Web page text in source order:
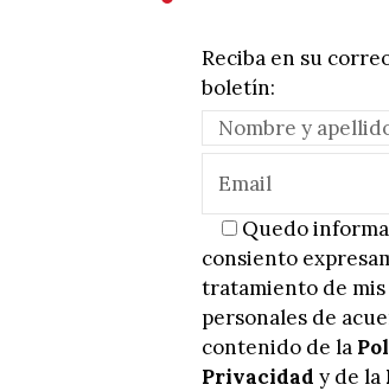
Reciba en su
boletín:
Quedo
consiento
tratamiento de mis
personales de
contenido de la
Privacidad y de la